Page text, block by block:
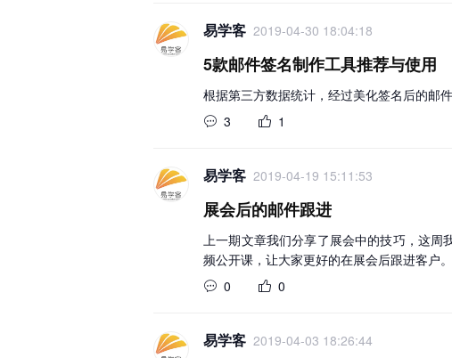
易学客 2019-04-30 18:04:18
5款邮件签名制作工具推荐与使用
根据第三方数据统计，经过美化签名后的邮
3
1
易学客 2019-04-19 15:11:53
展会后的邮件跟进
上一期文章我们分享了展会中的技巧，这
频公开课，让大家更好的在展会后跟进客户
0
0
易学客 2019-04-03 18:26:44